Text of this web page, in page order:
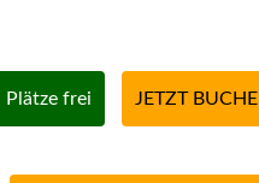
Plätze frei JETZT